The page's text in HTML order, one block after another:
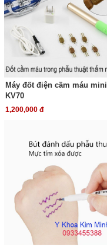
Máy đốt điện cầm máu mini
KV70
1,200,000 đ